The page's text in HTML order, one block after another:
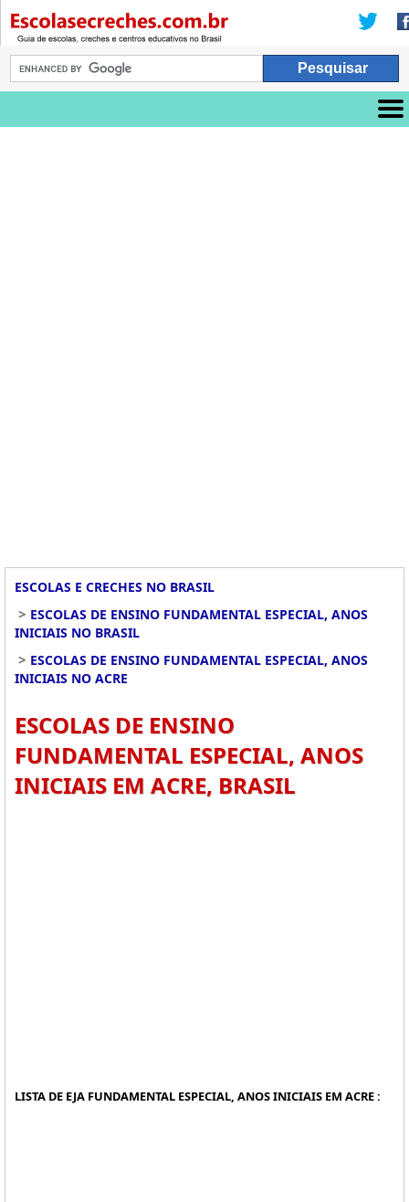
ESCOLAS E CRECHES NO BRASIL
> ESCOLAS DE ENSINO FUNDAMENTAL ESPECIAL, ANOS
INICIAIS NO BRASIL
> ESCOLAS DE ENSINO FUNDAMENTAL ESPECIAL, ANOS
INICIAIS NO ACRE
ESCOLAS DE ENSINO
FUNDAMENTAL ESPECIAL, ANOS
INICIAIS EM ACRE, BRASIL
LISTA DE EJA FUNDAMENTAL ESPECIAL, ANOS INICIAIS EM ACRE :